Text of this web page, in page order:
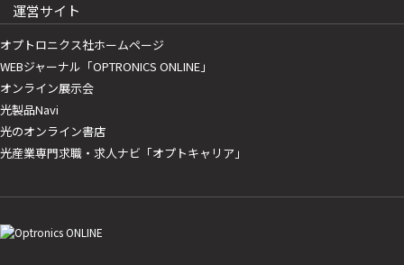
運営サイト
オプトロニクス社ホームページ
WEBジャーナル「OPTRONICS ONLINE」
オンライン展示会
光製品Navi
光のオンライン書店
光産業専門求職・求人ナビ「オプトキャリア」